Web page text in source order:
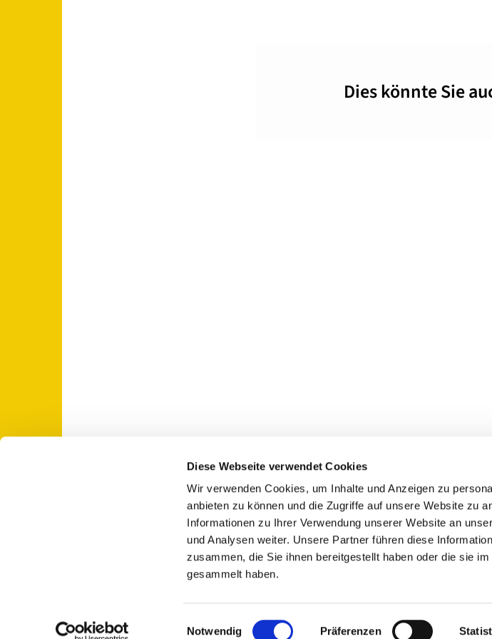
Diese Webseite verwendet Cookies
Wir verwenden Cookies, um Inhalte und Anzeigen zu
anbieten zu können und die Zugriffe auf unsere Website zu
Informationen zu Ihrer Verwendung unserer Website an
und Analysen weiter. Unsere Partner führen diese
zusammen, die Sie ihnen bereitgestellt haben oder die sie
gesammelt haben.
Notwendig Präferenzen
Dies könnte Sie
St. Otto: Katholische Kirche Usedom-Anklam-Greifswald · Bahnhofstr.